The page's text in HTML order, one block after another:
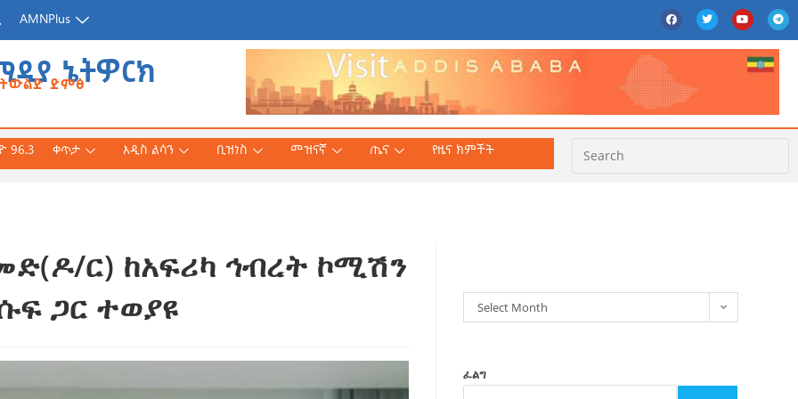
AMNPlus
ኔትዎርክ
ድምፅ
(ዶ/ር)
ተተርጉሞ በቅርቡ
96.3 ቀጥታ አዲስ ልሳን ቢዝነስ መዝናኛ ጤና
የዜና ክምችት
ር) ከአፍሪካ ኅብረት ኮሚሽን
ጋር ተወያዩ
Select Month
ፈልግ